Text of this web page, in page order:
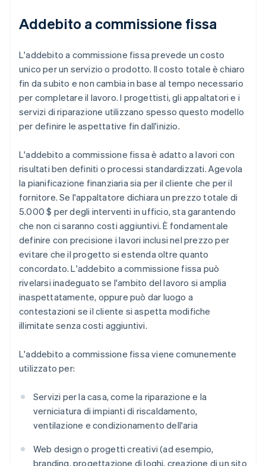
Addebito a commissione fissa
L'addebito a commissione fissa prevede un costo
unico per un servizio o prodotto. Il costo totale è chiaro
fin da subito e non cambia in base al tempo necessario
per completare il lavoro. I progettisti, gli appaltatori e i
servizi di riparazione utilizzano spesso questo modello
per definire le aspettative fin dall'inizio.
L'addebito a commissione fissa è adatto a lavori con
risultati ben definiti o processi standardizzati. Agevola
la pianificazione finanziaria sia per il cliente che per il
fornitore. Se l'appaltatore dichiara un prezzo totale di
5.000 $ per degli interventi in ufficio, sta garantendo
che non ci saranno costi aggiuntivi. È fondamentale
definire con precisione i lavori inclusi nel prezzo per
evitare che il progetto si estenda oltre quanto
concordato. L'addebito a commissione fissa può
rivelarsi inadeguato se l'ambito del lavoro si amplia
inaspettatamente, oppure può dar luogo a
contestazioni se il cliente si aspetta modifiche
illimitate senza costi aggiuntivi.
L'addebito a commissione fissa viene comunemente
utilizzato per:
Servizi per la casa, come la riparazione e la
verniciatura di impianti di riscaldamento,
ventilazione e condizionamento dell'aria
Web design o progetti creativi (ad esempio,
branding, progettazione di loghi, creazione di un sito